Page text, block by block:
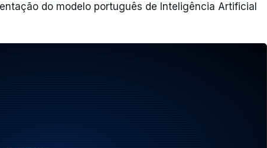
do modelo português de Inteligência Artificial